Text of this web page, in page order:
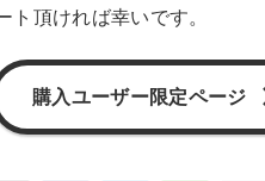
頂ければ幸いです。
購入ユーザー限定ページ